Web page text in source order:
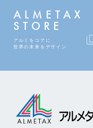
ALMETAX
STORE
アルミをコアに
世界の未来をデザイン